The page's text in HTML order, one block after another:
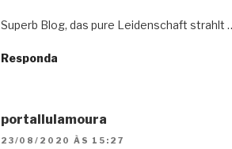
Superb Blog, das pure Leidenschaft strahlt
Responda
portallulamoura
23/08/2020 ÀS 15:27